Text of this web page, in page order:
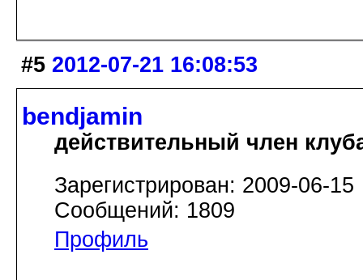
#5 2012-07-21 16:08:53
bendjamin
действительный член
Зарегистрирован: 2009-06-15
Сообщений: 1809
Профиль